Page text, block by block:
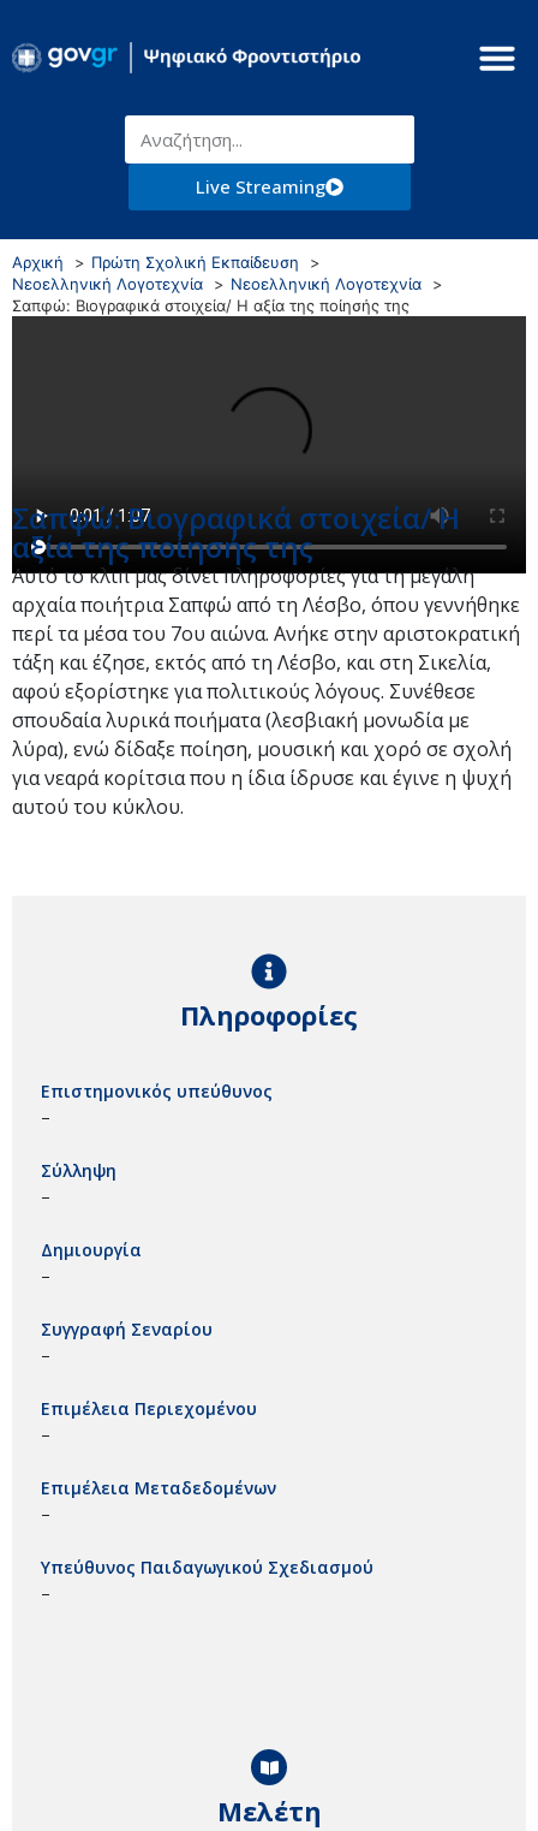
Live Streaming
Αρχική
Πρώτη Σχολική Εκπαίδευση
Νεοελληνική Λογοτεχνία
Νεοελληνική Λογοτεχνία
Σαπφώ: Βιογραφικά στοιχεία/ Η αξία της ποίησής της
Σαπφώ: Βιογραφικά στοιχεία/ Η
αξία της ποίησής της
Αυτό το κλιπ μας δίνει πληροφορίες για τη μεγάλη
αρχαία ποιήτρια Σαπφώ από τη Λέσβο, όπου γεννήθηκε
περί τα μέσα του 7ου αιώνα. Ανήκε στην αριστοκρατική
τάξη και έζησε, εκτός από τη Λέσβο, και στη Σικελία,
αφού εξορίστηκε για πολιτικούς λόγους. Συνέθεσε
σπουδαία λυρικά ποιήματα (λεσβιακή μονωδία με
λύρα), ενώ δίδαξε ποίηση, μουσική και χορό σε σχολή
για νεαρά κορίτσια που η ίδια ίδρυσε και έγινε η ψυχή
αυτού του κύκλου.
Μελέτη
Πληροφορίες
Επιστημονικός υπεύθυνος
–
Σύλληψη
–
Δημιουργία
–
Συγγραφή Σεναρίου
–
Επιμέλεια Περιεχομένου
–
Επιμέλεια Μεταδεδομένων
–
Υπεύθυνος Παιδαγωγικού Σχεδιασμού
–